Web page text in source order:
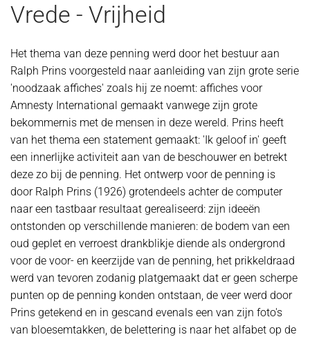
Vrede - Vrijheid
Het thema van deze penning werd door het bestuur aan
Ralph Prins voorgesteld naar aanleiding van zijn grote serie
'noodzaak affiches' zoals hij ze noemt: affiches voor
Amnesty International gemaakt vanwege zijn grote
bekommernis met de mensen in deze wereld. Prins heeft
van het thema een statement gemaakt: 'Ik geloof in' geeft
een innerlijke activiteit aan van de beschouwer en betrekt
deze zo bij de penning. Het ontwerp voor de penning is
door Ralph Prins (1926) grotendeels achter de computer
naar een tastbaar resultaat gerealiseerd: zijn ideeën
ontstonden op verschillende manieren: de bodem van een
oud geplet en verroest drankblikje diende als ondergrond
voor de voor- en keerzijde van de penning, het prikkeldraad
werd van tevoren zodanig platgemaakt dat er geen scherpe
punten op de penning konden ontstaan, de veer werd door
Prins getekend en in gescand evenals een van zijn foto's
van bloesemtakken, de belettering is naar het alfabet op de